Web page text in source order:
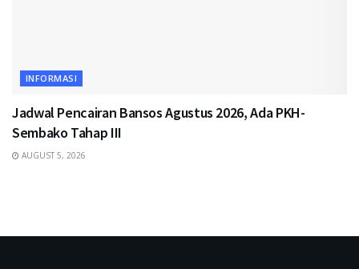
INFORMASI
Jadwal Pencairan Bansos Agustus 2026, Ada PKH-
Sembako Tahap III
AUGUST 5, 2026